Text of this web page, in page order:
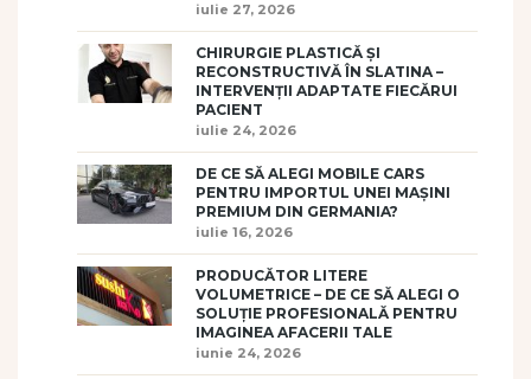
iulie 27, 2026
CHIRURGIE PLASTICĂ ȘI
RECONSTRUCTIVĂ ÎN SLATINA –
INTERVENȚII ADAPTATE FIECĂRUI
PACIENT
iulie 24, 2026
DE CE SĂ ALEGI MOBILE CARS
PENTRU IMPORTUL UNEI MAȘINI
PREMIUM DIN GERMANIA?
iulie 16, 2026
PRODUCĂTOR LITERE
VOLUMETRICE – DE CE SĂ ALEGI O
SOLUȚIE PROFESIONALĂ PENTRU
IMAGINEA AFACERII TALE
iunie 24, 2026